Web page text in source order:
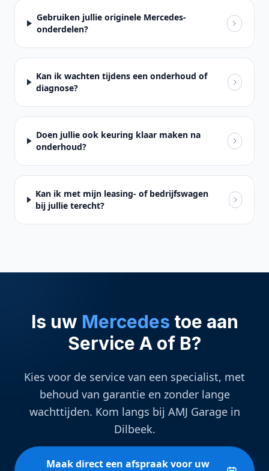
Gebruiken jullie originele Mercedes-
onderdelen?
Kan ik wachten tijdens een onderhoud of
diagnose?
Doen jullie ook keuring klaar maken na
onderhoud?
Kan ik met mijn leasing- of bedrijfswagen
bij jullie terecht?
Is uw Mercedes toe aan
Service A of B?
Kies voor de service van een specialist, met
behoud van garantie en zonder lange
wachttijden. Kom langs bij AMJ Garage in
Dilbeek.
Maak direct een afspraak voor uw